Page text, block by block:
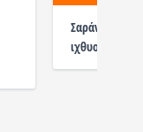
Σαράντα ένας